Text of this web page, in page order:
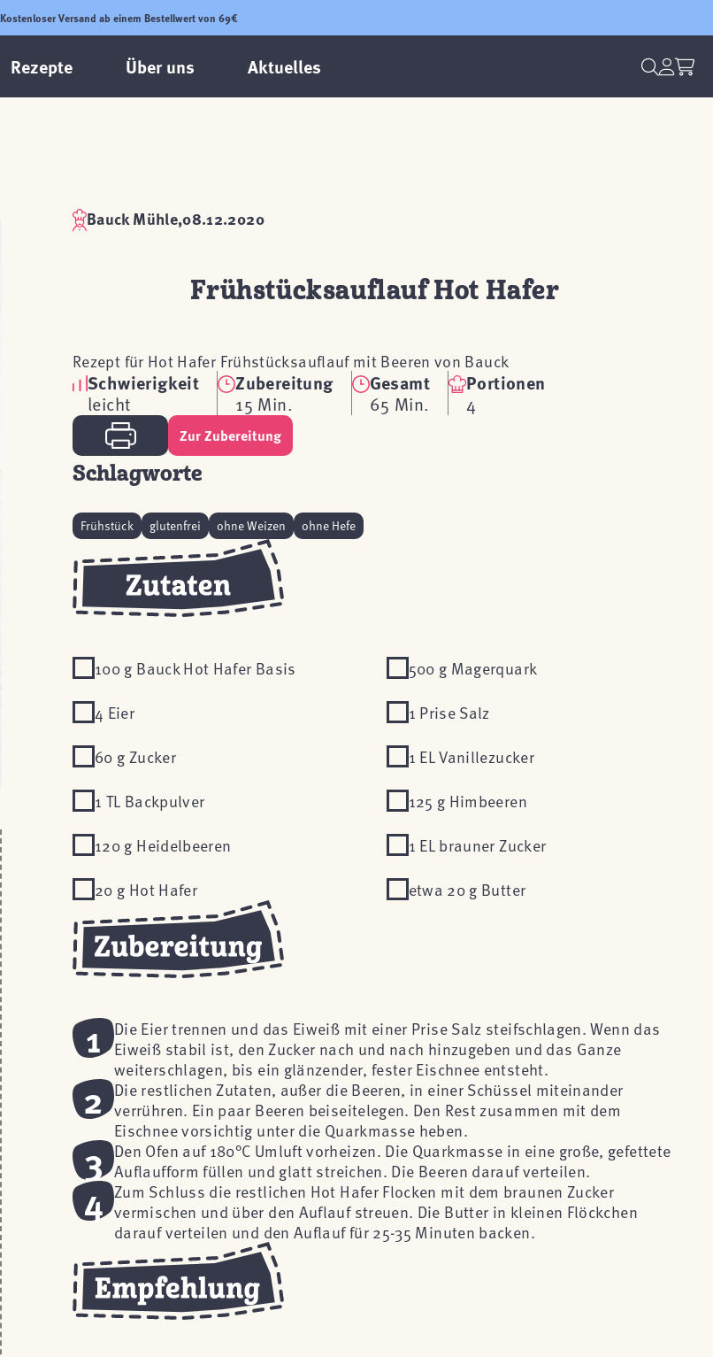
Kostenloser Versand ab einem Bestellwert von 69€
Rezepte Über uns Aktuelles
Bauck Mühle,08.12.2020
Frühstücksauflauf Hot Hafer
Rezept für Hot Hafer Frühstücksauflauf mit Beeren von Bauck
Schwierigkeit
leicht
Zubereitung
15 Min.
Gesamt
65 Min.
Portionen
4
Zur Zubereitung
Schlagworte
Frühstück glutenfrei ohne Weizen ohne Hefe
100 g Bauck Hot Hafer Basis
500 g Magerquark
4 Eier
1 Prise Salz
60 g Zucker
1 EL Vanillezucker
1 TL Backpulver
125 g Himbeeren
120 g Heidelbeeren
1 EL brauner Zucker
20 g Hot Hafer
etwa 20 g Butter
1
Die Eier trennen und das Eiweiß mit einer Prise Salz steifschlagen. Wenn das
Eiweiß stabil ist, den Zucker nach und nach hinzugeben und das Ganze
weiterschlagen, bis ein glänzender, fester Eischnee entsteht.
2 Die restlichen Zutaten, außer die Beeren, in einer Schüssel miteinander
verrühren. Ein paar Beeren beiseitelegen. Den Rest zusammen mit dem
Eischnee vorsichtig unter die Quarkmasse heben.
3 Den Ofen auf 180°C Umluft vorheizen. Die Quarkmasse in eine große, gefettete
Auflaufform füllen und glatt streichen. Die Beeren darauf verteilen.
4 Zum Schluss die restlichen Hot Hafer Flocken mit dem braunen Zucker
vermischen und über den Auflauf streuen. Die Butter in kleinen Flöckchen
darauf verteilen und den Auflauf für 25-35 Minuten backen.